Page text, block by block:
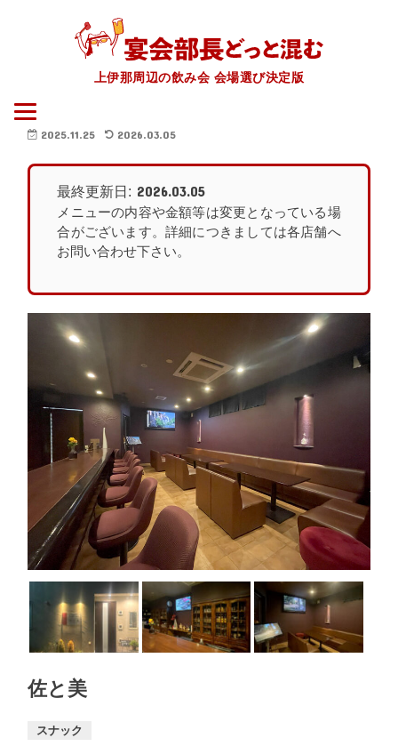
上伊那周辺の飲み会 会場選び決定版
2025.11.25 2026.03.05
最終更新日: 2026.03.05
メニューの内容や金額等は変更となっている場
合がございます。詳細につきましては各店舗へ
お問い合わせ下さい。
佐と美
スナック